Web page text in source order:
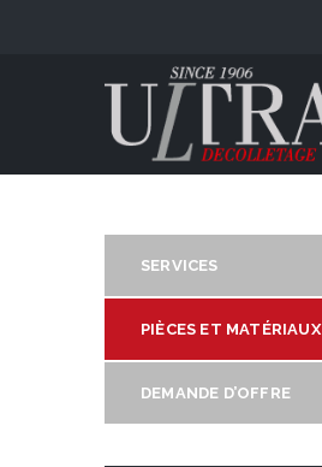
SERVICES
PIÈCES ET MATÉRIAUX
DEMANDE D’OFFRE